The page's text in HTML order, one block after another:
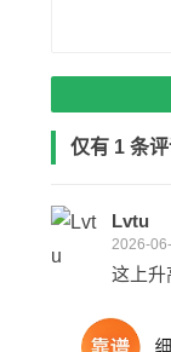
仅有 1 条
Lvtu
2026-
这上升